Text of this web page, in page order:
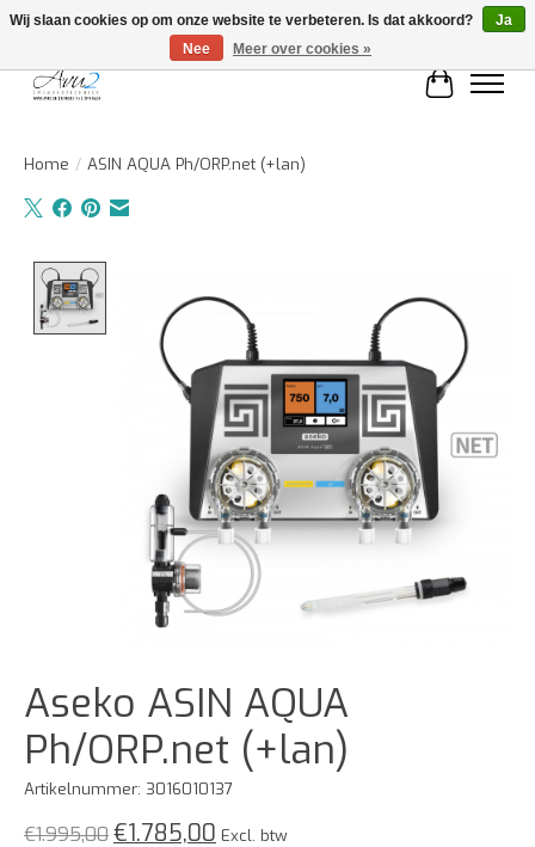
Home / ASIN AQUA Ph/ORP.net (+lan)
Aseko ASIN AQUA
Ph/ORP.net (+lan)
Artikelnummer: 3016010137
€1.995,00€1.785,00 Excl. btw
Wij slaan cookies op om onze website te verbeteren. Is dat akkoord?
Ja
Nee
Meer over cookies »